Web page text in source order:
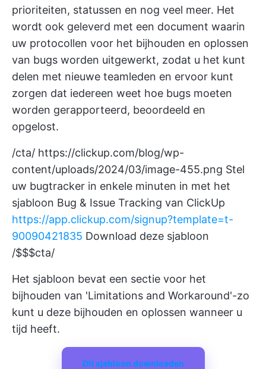
prioriteiten, statussen en nog veel meer. Het
wordt ook geleverd met een document waarin
uw protocollen voor het bijhouden en oplossen
van bugs worden uitgewerkt, zodat u het kunt
delen met nieuwe teamleden en ervoor kunt
zorgen dat iedereen weet hoe bugs moeten
worden gerapporteerd, beoordeeld en
opgelost.
/cta/ https://clickup.com/blog/wp-
content/uploads/2024/03/image-455.png Stel
uw bugtracker in enkele minuten in met het
sjabloon Bug & Issue Tracking van ClickUp
https://app.clickup.com/signup?template=t-
90090421835 Download deze sjabloon
/$$$cta/
Het sjabloon bevat een sectie voor het
bijhouden van 'Limitations and Workaround'-zo
kunt u deze bijhouden en oplossen wanneer u
tijd heeft.
Dit sjabloon downloaden